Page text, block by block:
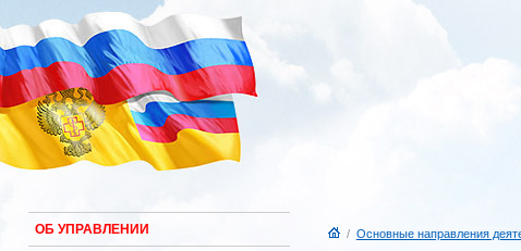
ОБ УПРАВЛЕНИИ / Основные направления